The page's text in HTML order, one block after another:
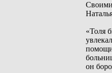
Своими
«Толя
он